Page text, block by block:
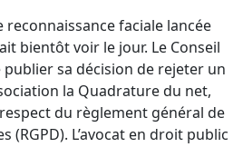
reconnaissance faciale lancée
bientôt voir le jour. Le Conseil
publier sa décision de rejeter un
la Quadrature du net,
du règlement général de
(RGPD). L’avocat en droit public